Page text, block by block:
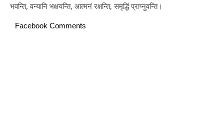
भवन्ति, वन्यानि भक्षयन्ति, आत्मनं रक्षन्ति, समृद्धिं प्राप्नुवन्ति।
Facebook Comments